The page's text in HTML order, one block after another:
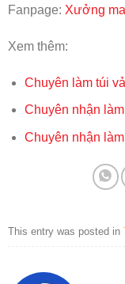
Fanpage: Xưởng
Xem thêm:
Chuyên làm túi
Chuyên nhận
Chuyên nhận
This entry was posted in